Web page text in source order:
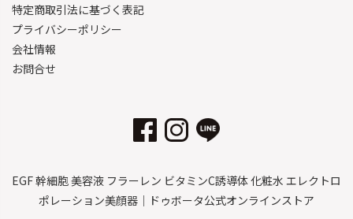
特定商取引法に基づく表記
プライバシーポリシー
会社情報
お問合せ
EGF 幹細胞 美容液 フラーレン ビタミンC誘導体 化粧水 エレクトロ
ポレーション美顔器｜ドゥボータ公式オンラインストア